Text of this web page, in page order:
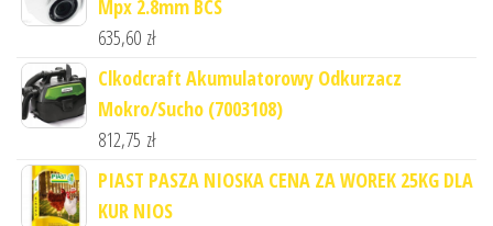
Mpx 2.8mm BCS
635,60 zł
Clkodcraft Akumulatorowy Odkurzacz
Mokro/Sucho (7003108)
812,75 zł
PIAST PASZA NIOSKA CENA ZA WOREK 25KG DLA
KUR NIOS